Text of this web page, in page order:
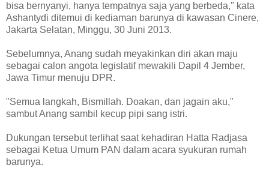
bisa bernyanyi, hanya tempatnya saja yang berbeda," kata
Ashantydi ditemui di kediaman barunya di kawasan Cinere,
Jakarta Selatan, Minggu, 30 Juni 2013.
Sebelumnya, Anang sudah meyakinkan diri akan maju
sebagai calon angota legislatif mewakili Dapil 4 Jember,
Jawa Timur menuju DPR.
"Semua langkah, Bismillah. Doakan, dan jagain aku,"
sambut Anang sambil kecup pipi sang istri.
Dukungan tersebut terlihat saat kehadiran Hatta Radjasa
sebagai Ketua Umum PAN dalam acara syukuran rumah
barunya.